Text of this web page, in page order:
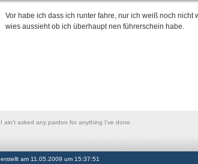
Vor habe ich dass ich runter fahre, nur ich weiß noch
wies aussieht ob ich überhaupt nen führerschein habe.
I ain't asked any pardon for anything I've done
erstellt am 11.05.2009 um 15:37:51